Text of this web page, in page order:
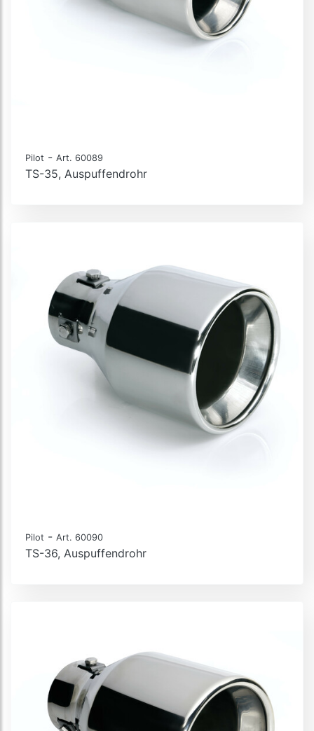
Pilot - Art. 60089
TS-35, Auspuffendrohr
Pilot - Art. 60090
TS-36, Auspuffendrohr